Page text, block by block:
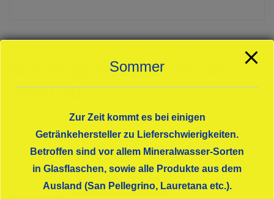
Schweppes Tonic Water
24×0,20
zzgl. Pfand 3,90 € /Preis pro Liter: 4,58 €
Schweppes
In den Warenkorb
Sommer
Zur Zeit kommt es bei einigen
Getränkehersteller zu Lieferschwierigkeiten.
Betroffen sind vor allem Mineralwasser-Sorten
in Glasflaschen, sowie alle Produkte aus dem
Ausland (San Pellegrino, Lauretana etc.).